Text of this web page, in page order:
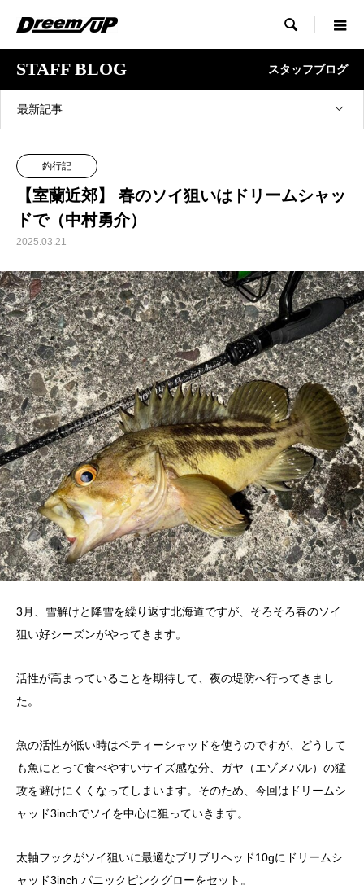

STAFF BLOG スタッフブログ
最新記事
釣行記
【室蘭近郊】 春のソイ狙いはドリームシャッ
ドで（中村勇介）
2025.03.21
3月、雪解けと降雪を繰り返す北海道ですが、そろそろ春のソイ
狙い好シーズンがやってきます。
活性が高まっていることを期待して、夜の堤防へ行ってきまし
た。
魚の活性が低い時はペティーシャッドを使うのですが、どうして
も魚にとって食べやすいサイズ感な分、ガヤ（エゾメバル）の猛
攻を避けにくくなってしまいます。そのため、今回はドリームシ
ャッド3inchでソイを中心に狙っていきます。
太軸フックがソイ狙いに最適なブリブリヘッド10gにドリームシ
ャッド3inch パニックピンクグローをセット。